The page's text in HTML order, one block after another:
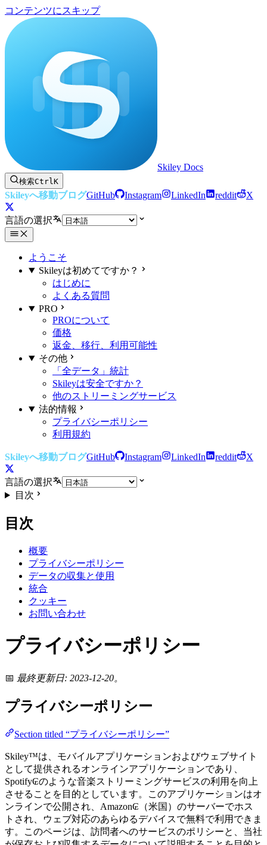
コンテンツにスキップ
Skiley Docs
検索CtrlK
Skileyへ移動ブログGitHub Instagram LinkedIn reddit X
言語の選択
ようこそ
Skileyは初めてですか？
はじめに
よくある質問
PRO
PROについて
価格
返金、移行、利用可能性
その他
「全データ」統計
Skileyは安全ですか？
他のストリーミングサービス
法的情報
プライバシーポリシー
利用規約
Skileyへ移動ブログGitHub Instagram LinkedIn reddit X
言語の選択
目次
目次
概要
プライバシーポリシー
データの収集と使用
統合
クッキー
お問い合わせ
プライバシーポリシー
📅 最終更新日: 2023-12-20。
プライバシーポリシー
Section titled “プライバシーポリシー”
Skiley™は、モバイルアプリケーションおよびウェブサイト
として提供されるオンラインアプリケーションであり、
Spotify₢のような音楽ストリーミングサービスの利用を向上
させることを目的としています。このアプリケーションはオ
ンラインで公開され、Amazon₢（米国）のサーバーでホス
トされ、ウェブ対応のあらゆるデバイスで無料で利用できま
す。このページは、訪問者へのサービスのポリシーと、当社